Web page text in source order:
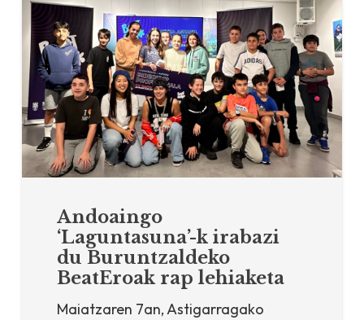
Andoaingo
‘Laguntasuna’-k irabazi
du Buruntzaldeko
BeatEroak rap lehiaketa
Maiatzaren 7an, Astigarragako